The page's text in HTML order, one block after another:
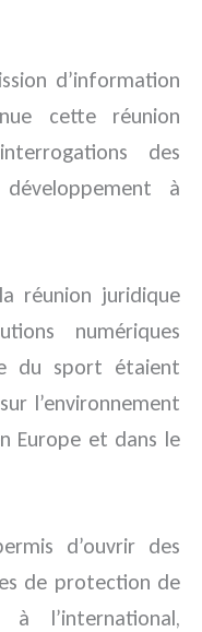
d’information
cette réunion
des
à
réunion juridique
numériques
du sport étaient
l’environnement
Europe et dans le
d’ouvrir des
de protection de
l’international,